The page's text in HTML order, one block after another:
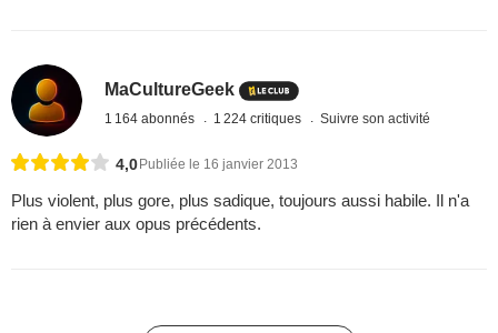
MaCultureGeek
1 164 abonnés 1 224 critiques Suivre son activité
4,0Publiée le 16 janvier 2013
Plus violent, plus gore, plus sadique, toujours aussi habile. Il n'a
rien à envier aux opus précédents.